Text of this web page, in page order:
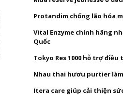
Protandim chống lão hóa
Vital Enzyme chính hãng
Quốc
Tokyo Res 1000 hỗ trợ
Nhau thai hươu purtier
Itera care giúp cải thiện